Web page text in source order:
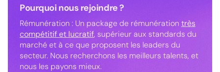
Pourquoi nous rejoindre ?
Rémunération : Un package de rémunération très
compétitif et lucratif, supérieur aux standards du
marché et à ce que proposent les leaders du
secteur. Nous recherchons les meilleurs talents, et
nous les payons mieux.